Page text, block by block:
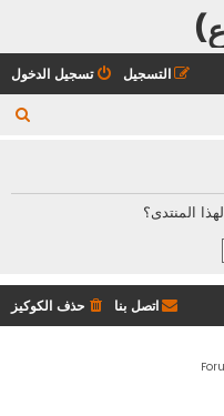
تسجيل الدخول التسجيل
المنتدى؟
حذف الكوكيز اتصل بنا